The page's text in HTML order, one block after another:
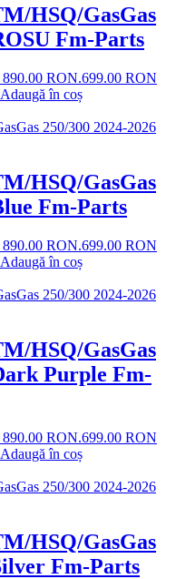
HSQ/GasGas
Fm-Parts
RON.699.00 RON
Adaugă în coș
HSQ/GasGas
Fm-Parts
RON.699.00 RON
Adaugă în coș
HSQ/GasGas
Purple Fm-
RON.699.00 RON
Adaugă în coș
HSQ/GasGas
Fm-Parts